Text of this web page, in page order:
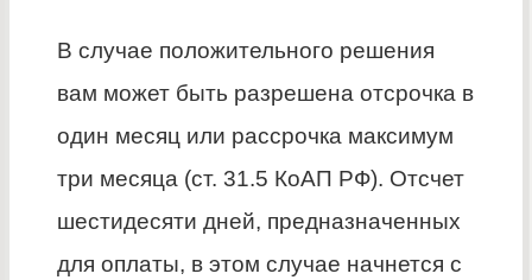
В случае положительного решения
вам может быть разрешена отсрочка в
один месяц или рассрочка максимум
три месяца (ст. 31.5 КоАП РФ). Отсчет
шестидесяти дней, предназначенных
для оплаты, в этом случае начнется с